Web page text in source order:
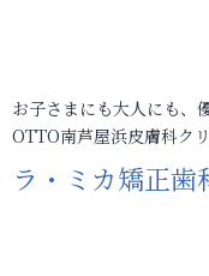
お子さまにも大人にも、
OTTO南芦屋浜皮膚科ク
ラ・ミカ矯正歯